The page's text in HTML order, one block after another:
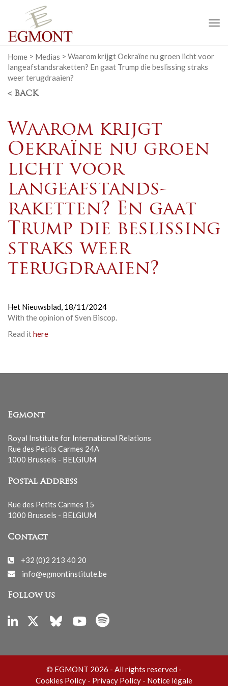
Home > Medias > Waarom krijgt Oekraïne nu groen licht voor
langeafstands­raketten? En gaat Trump die beslissing straks
weer terugdraaien?
< BACK
Waarom krijgt
Oekraïne nu groen
licht voor
langeafstands­
raketten? En gaat
Trump die beslissing
straks weer
terugdraaien?
Het Nieuwsblad, 18/11/2024
With the opinion of Sven Biscop.
Read ithere
Egmont
Royal Institute for International Relations
Rue des Petits Carmes 24A
1000 Brussels - BELGIUM
Postal Address
Rue des Petits Carmes 15
1000 Brussels - BELGIUM
Contact
+32 (0)2 213 40 20
info@egmontinstitute.be
Follow us
© EGMONT 2026 - All rights reserved -
Cookies Policy - Privacy Policy - Notice légale